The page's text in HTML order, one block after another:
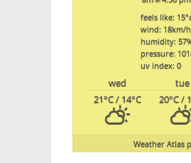
feels like: 15
wind: 18km/h
humidity: 57
pressure:
uv index: 0
tue
wed
20°C/
21°C/ 14°C
Weather Atlas